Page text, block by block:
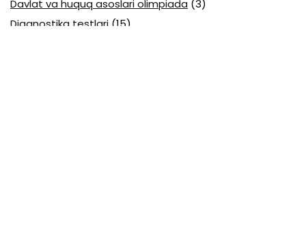
Davlat va huquq asoslari olimpiada (3)
Diagnostika testlari (15)